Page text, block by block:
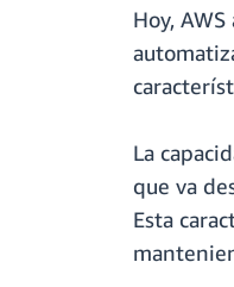
Hoy,
La
que va
Esta